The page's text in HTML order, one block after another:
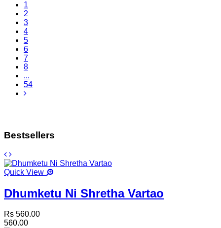
1
2
3
4
5
6
7
8
...
54
Bestsellers
Quick View
Dhumketu Ni Shretha Vartao
Rs 560.00
560.00